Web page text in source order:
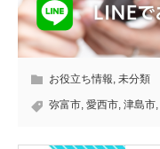
お役立ち情報, 未分類
弥富市, 愛西市, 津島市,